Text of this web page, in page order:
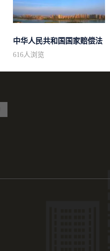
中华人民共和国国家赔偿法
616人浏览